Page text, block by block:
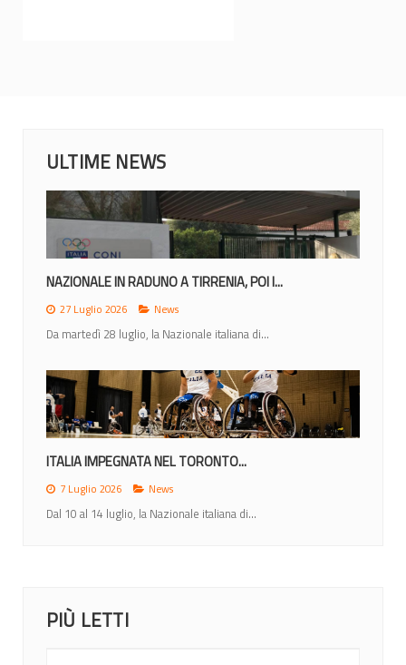
ULTIME NEWS
NAZIONALE IN RADUNO A TIRRENIA, POI I...
27 Luglio 2026 News
Da martedì 28 luglio, la Nazionale italiana di...
ITALIA IMPEGNATA NEL TORONTO...
7 Luglio 2026 News
Dal 10 al 14 luglio, la Nazionale italiana di...
PIÙ LETTI